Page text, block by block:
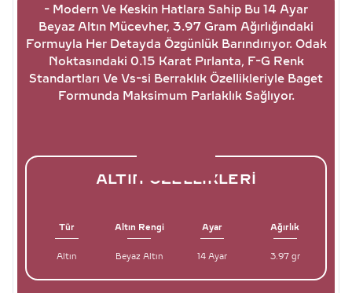
- Modern Ve Keskin Hatlara Sahip Bu 14 Ayar
Beyaz Altın Mücevher, 3.97 Gram Ağırlığındaki
Formuyla Her Detayda Özgünlük Barındırıyor. Odak
Noktasındaki 0.15 Karat Pırlanta, F-G Renk
Standartları Ve Vs-si Berraklık Özellikleriyle Baget
Formunda Maksimum Parlaklık Sağlıyor.
ALTIN ÖZELLIKLERI
Tür Altın Rengi Ayar Ağırlık
Altın Beyaz Altın 14 Ayar 3.97 gr